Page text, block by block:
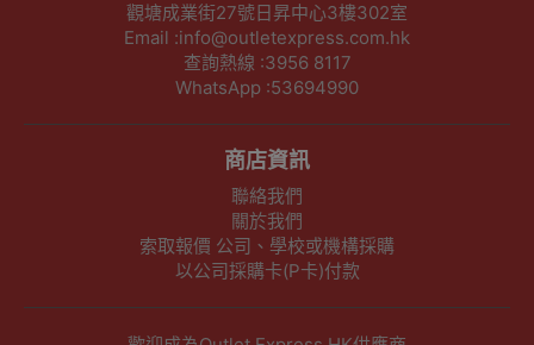
觀塘成業街27號日昇中心3樓302室
Email :info@outletexpress.com.hk
查詢熱線 :3956 8117
WhatsApp :53694990
商店資訊
聯絡我們
關於我們
索取報價 公司、學校或機構採購
以公司採購卡(P卡)付款